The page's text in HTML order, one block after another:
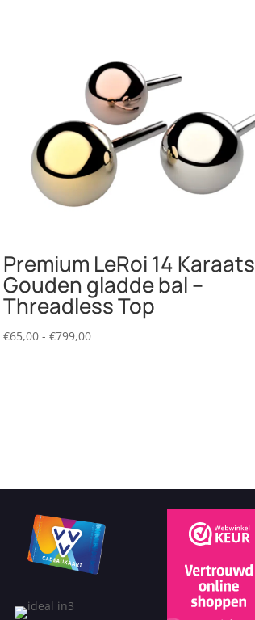
Premium LeRoi 14 Karaats
Gouden gladde bal –
Threadless Top
€65,00 - €799,00Prijsklasse: